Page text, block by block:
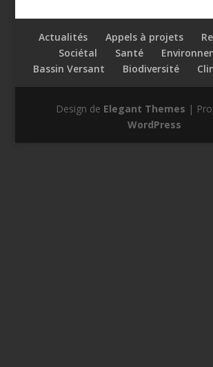
Actualités Appels à projets
Sociétal
Santé
Bassin Versant
Biodiversité
Design de Elegant Themes |
WordPress